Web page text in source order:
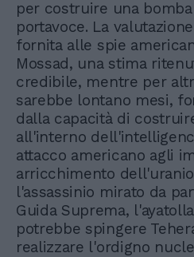
per costruire una
portavoce. La
fornita alle spie
Mossad, una stima
credibile, mentre per
sarebbe lontano mesi,
dalla capacità di
all'interno
attacco americano agli
arricchimento
l'assassinio mirato da
Guida Suprema,
potrebbe spingere
realizzare l'ordigno